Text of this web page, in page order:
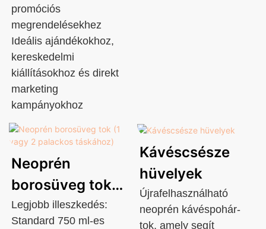
promóciós
megrendelésekhez
Ideális ajándékokhoz,
kereskedelmi
kiállításokhoz és direkt
marketing
kampányokhoz
Neoprén
borosüveg tok
(1 vagy 2
Legjobb illeszkedés:
Standard 750 ml-es
Kávéscsésze
hüvelyek
Újrafelhasználható
neoprén kávéspohár-
tok, amely segít